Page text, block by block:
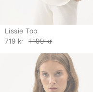
Lissie Top
719 kr
1 199 kr